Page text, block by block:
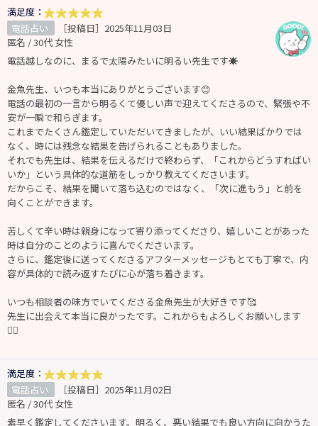
満足度：
電話占い
［投稿日］2025年11月03日
匿名 / 30代 女性
電話越しなのに、まるで太陽みたいに明るい先生です☀️
金魚先生、いつも本当にありがとうございます😊
電話の最初の一言から明るくて優しい声で迎えてくださるので、緊張や不
安が一瞬で和らぎます。
これまでたくさん鑑定していただいてきましたが、いい結果ばかりでは
なく、時には残念な結果を告げられることもありました。
それでも先生は、結果を伝えるだけで終わらず、「これからどうすればい
いか」という具体的な道筋をしっかり教えてくださいます。
だからこそ、結果を聞いて落ち込むのではなく、「次に進もう」と前を
向くことができます。
苦しくて辛い時は親身になって寄り添ってくださり、嬉しいことがあった
時は自分のことのように喜んでくださいます。
さらに、鑑定後に送ってくださるアフターメッセージもとても丁寧で、内
容が具体的で読み返すたびに心が落ち着きます。
いつも相談者の味方でいてくださる金魚先生が大好きです🥰
先生に出会えて本当に良かったです。これからもよろしくお願いします
🙇‍♀️
満足度：
電話占い
［投稿日］2025年11月02日
匿名 / 30代 女性
素早く鑑定してくださいます。明るく、悪い結果でも良い方向に向かうた